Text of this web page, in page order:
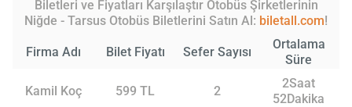
Biletleri ve Fiyatları Karşılaştır Otobüs Şirketlerinin
Niğde - Tarsus Otobüs Biletlerini Satın Al: biletall.com!
Firma Adı Bilet Fiyatı Sefer Sayısı
Ortalama
Süre
Kamil Koç 599 TL 2
2Saat
52Dakika